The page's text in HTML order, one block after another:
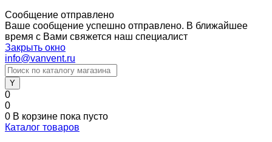
Сообщение отправлено
Ваше сообщение успешно отправлено. В ближайшее
время с Вами свяжется наш специалист
Закрыть окно
info@vanvent.ru
0
0
0 В корзине пока пусто
Каталог товаров